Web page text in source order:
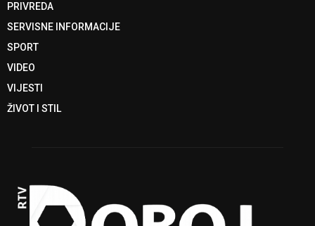
PRIVREDA
SERVISNE INFORMACIJE
SPORT
VIDEO
VIJESTI
ŽIVOT I STIL